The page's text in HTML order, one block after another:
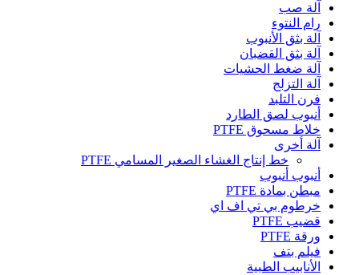
آلة صب
رام النتوء
آلة بثق الأنبوب
آلة بثق القضبان
آلة ضغط الحشيات
آلة التزلج
فرن التلبد
أنبوب لصق الطارد
خلاط مسحوق PTFE
آلة أخرى
خط إنتاج الغشاء الصغير المسامي PTFE
أنبوب أنبوب
مبطن بمادة PTFE
خرطوم بي تي اف اي
قضيب PTFE
ورقة PTFE
فيلم بتف
الأنابيب الطبية